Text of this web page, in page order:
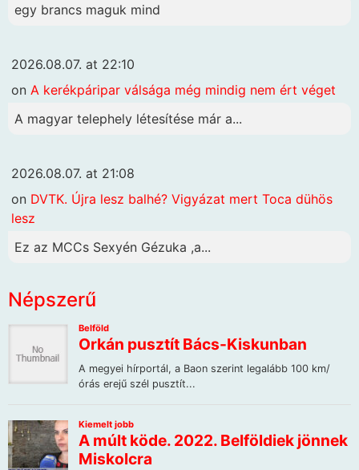
egy brancs maguk mind
2026.08.07. at 22:10
on A kerékpáripar válsága még mindig nem ért véget
A magyar telephely létesítése már a...
2026.08.07. at 21:08
on DVTK. Újra lesz balhé? Vigyázat mert Toca dühös
lesz
Ez az MCCs Sexyén Gézuka ,a...
Népszerű